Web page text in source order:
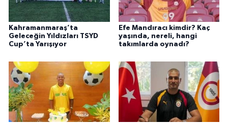
Kahramanmaraş’ta
Geleceğin Yıldızları TSYD
Cup’ta Yarışıyor
Efe Mandıracı kimdir? Kaç
yaşında, nereli, hangi
takımlarda oynadı?